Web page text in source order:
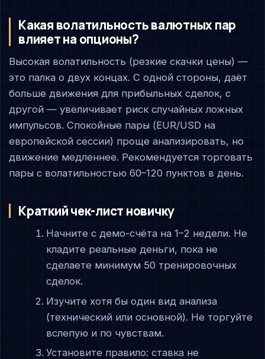
Какая волатильность валютных пар
влияет на опционы?
Высокая волатильность (резкие скачки цены) —
это палка о двух концах. С одной стороны, даёт
больше движения для прибыльных сделок, с
другой — увеличивает риск случайных ложных
импульсов. Спокойные пары (EUR/USD на
европейской сессии) проще анализировать, но
движение медленнее. Рекомендуется торговать
пары с волатильностью 60–120 пунктов в день.
Краткий чек-лист новичку
Начните с демо-счёта на 1–2 недели. Не
кладите реальные деньги, пока не
сделаете минимум 50 тренировочных
сделок.
Изучите хотя бы один вид анализа
(технический или основной). Не торгуйте
вслепую и по чувствам.
Установите правило: ставка не